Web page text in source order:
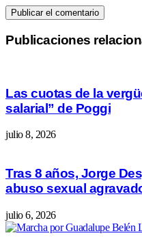
Publicaciones
Las cuotas de la
salarial” de Poggi
julio 8, 2026
Tras 8 años, Jorge
abuso sexual
julio 6, 2026